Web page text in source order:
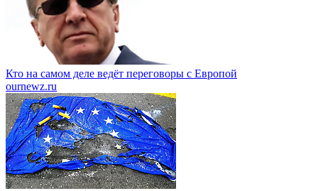
Кто на самом деле ведёт переговоры с Европой
ournewz.ru